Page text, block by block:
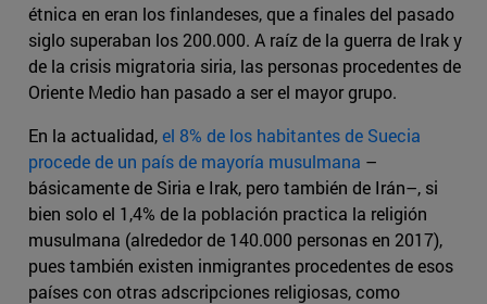
étnica en eran los finlandeses, que a finales del pasado
siglo superaban los 200.000. A raíz de la guerra de Irak y
de la crisis migratoria siria, las personas procedentes de
Oriente Medio han pasado a ser el mayor grupo.
En la actualidad,el 8% de los habitantes de Suecia
procede de un país de mayoría musulmana –
básicamente de Siria e Irak, pero también de Irán–, si
bien solo el 1,4% de la población practica la religión
musulmana (alrededor de 140.000 personas en 2017),
pues también existen inmigrantes procedentes de esos
países con otras adscripciones religiosas, como